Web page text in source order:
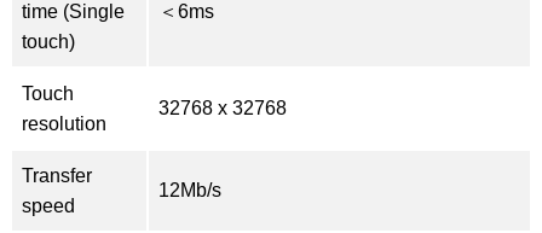
time (Single
touch)
＜6ms
Touch
resolution
32768 x 32768
Transfer
speed
12Mb/s